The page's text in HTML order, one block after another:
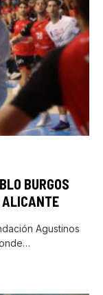
BURGOS
ALICANTE
Agustinos